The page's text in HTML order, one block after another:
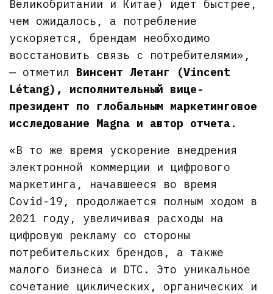
Великобритании и Китае) идет быстрее,
чем ожидалось, а потребление
ускоряется, брендам необходимо
восстановить связь с потребителями»,
— отметил Винсент Летанг (Vincent
Létang), исполнительный вице-
президент по глобальным маркетинговое
исследование Magna и автор отчета.
«В то же время ускорение внедрения
электронной коммерции и цифрового
маркетинга, начавшееся во время
Covid-19, продолжается полным ходом в
2021 году, увеличивая расходы на
цифровую рекламу со стороны
потребительских брендов, а также
малого бизнеса и DTC. Это уникальное
сочетание циклических, органических и